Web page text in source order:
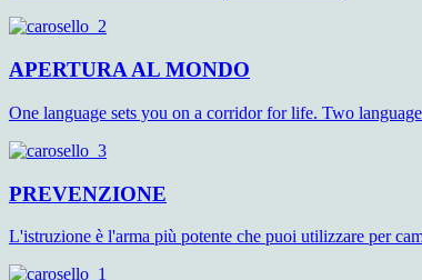
APERTURA AL MONDO
One language sets you on a corridor for life. Two
PREVENZIONE
L'istruzione è l'arma più potente che puoi utilizzare per